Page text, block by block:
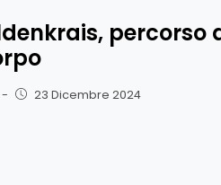
percorso
- 23 Dicembre 2024